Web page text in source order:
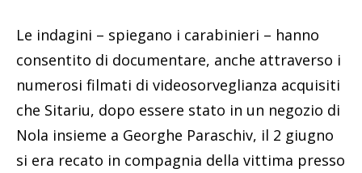
Le indagini – spiegano i carabinieri – hanno
consentito di documentare, anche attraverso i
numerosi filmati di videosorveglianza acquisiti
che Sitariu, dopo essere stato in un negozio di
Nola insieme a Georghe Paraschiv, il 2 giugno
si era recato in compagnia della vittima presso